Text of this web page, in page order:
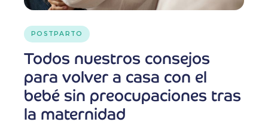
POSTPARTO
Todos nuestros consejos
para volver a casa con el
bebé sin preocupaciones tras
la maternidad